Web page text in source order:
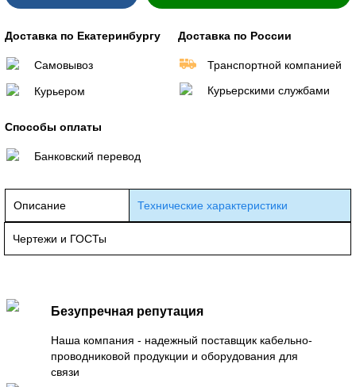
Доставка по Екатеринбургу
Самовывоз
Курьером
Доставка по России
Транспортной компанией
Курьерскими службами
Способы оплаты
Банковский перевод
Описание Технические характеристики
Чертежи и ГОСТы
Безупречная репутация
Наша компания - надежный поставщик кабельно-
проводниковой продукции и оборудования для
связи